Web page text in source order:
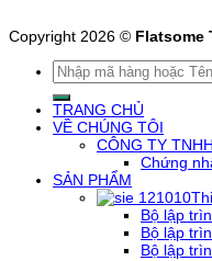
Copyright 2026 © Flatsome
Tìm
kiếm:
TRANG CHỦ
VỀ CHÚNG TÔI
CÔNG TY
Chứng
SẢN PHẨM
Bộ lập
Bộ lập
Bộ lập